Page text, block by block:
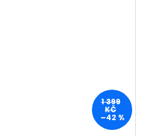
1 399
KČ
–42 %